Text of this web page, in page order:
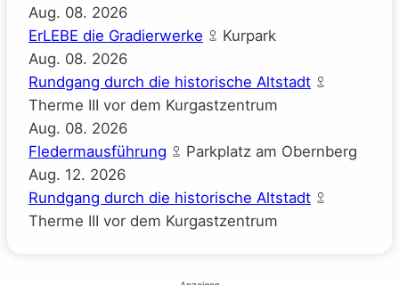
Aug. 08. 2026
ErLEBE die Gradierwerke
Kurpark
Aug. 08. 2026
Rundgang durch die historische Altstadt
Therme III vor dem Kurgastzentrum
Aug. 08. 2026
Fledermausführung
Parkplatz am Obernberg
Aug. 12. 2026
Rundgang durch die historische Altstadt
Therme III vor dem Kurgastzentrum